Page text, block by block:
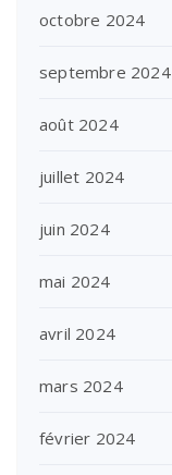
octobre 2024
septembre 2024
août 2024
juillet 2024
juin 2024
mai 2024
avril 2024
mars 2024
février 2024